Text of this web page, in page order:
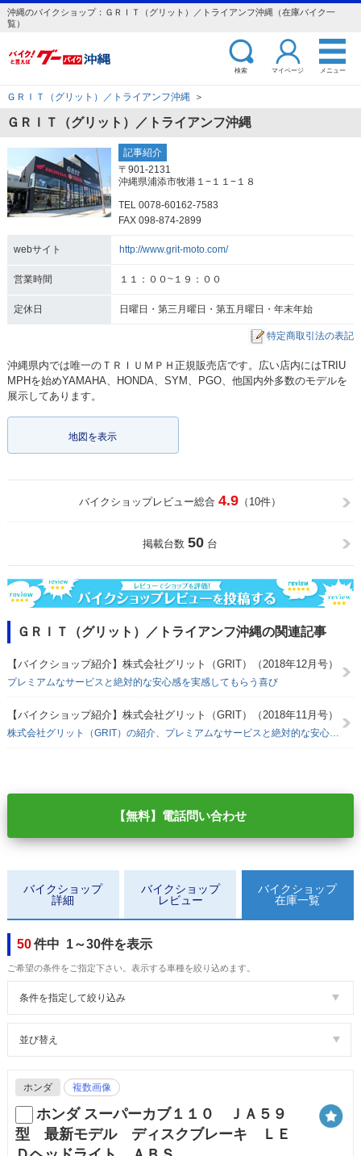
沖縄のバイクショップ：ＧＲＩＴ（グリット）／トライアンフ沖縄（在庫バイク一
覧）
検索 マイページ メニュー
ＧＲＩＴ（グリット）／トライアンフ沖縄 ＞
ＧＲＩＴ（グリット）／トライアンフ沖縄
記事紹介
〒901-2131
沖縄県浦添市牧港１−１１−１８
TEL 0078-60162-7583
FAX 098-874-2899
webサイト http://www.grit-moto.com/
営業時間 １１：００~１９：００
定休日 日曜日・第三月曜日・第五月曜日・年末年始
特定商取引法の表記
沖縄県内では唯一のＴＲＩＵＭＰＨ正規販売店です。広い店内にはTRIU
MPHを始めYAMAHA、HONDA、SYM、PGO、他国内外多数のモデルを
展示してあります。
地図を表示
バイクショップレビュー総合 4.9 （10件）
掲載台数 50 台
ＧＲＩＴ（グリット）／トライアンフ沖縄の関連記事
【バイクショップ紹介】株式会社グリット（GRIT）（2018年12月号）
プレミアムなサービスと絶対的な安心感を実感してもらう喜び
【バイクショップ紹介】株式会社グリット（GRIT）（2018年11月号）
株式会社グリット（GRIT）の紹介、プレミアムなサービスと絶対的な安心感を実感してもらう喜び
【無料】電話問い合わせ
バイクショップ
詳細
バイクショップ
レビュー
バイクショップ
在庫一覧
50件中 1～30件を表示
ご希望の条件をご指定下さい。表示する車種を絞り込めます。
条件を指定して絞り込み
並び替え
ホンダ 複数画像
ホンダ スーパーカブ１１０ ＪＡ５９
型 最新モデル ディスクブレーキ ＬＥ